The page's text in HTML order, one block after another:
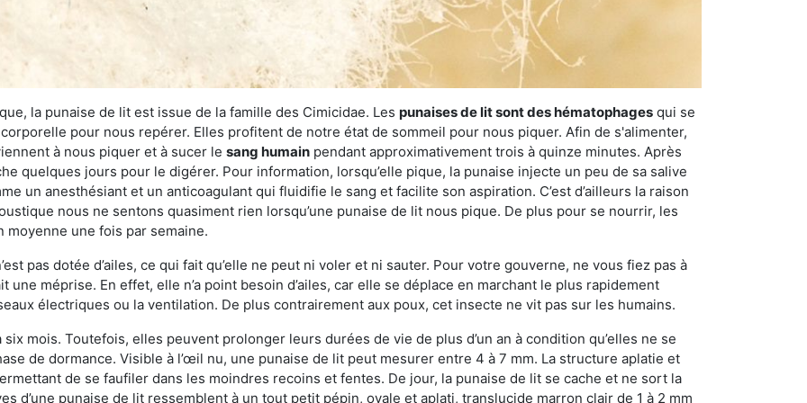
la punaise de lit est issue de la famille des Cimicidae. Les punaises de lit sont des hématophages qui se
pour nous repérer. Elles profitent de notre état de sommeil pour nous piquer. Afin de s'alimenter,
à nous piquer et à sucer le sang humain pendant approximativement trois à quinze minutes. Après
quelques jours pour le digérer. Pour information, lorsqu’elle pique, la punaise injecte un peu de sa salive
un anesthésiant et un anticoagulant qui fluidifie le sang et facilite son aspiration. C’est d’ailleurs la raison
nous ne sentons quasiment rien lorsqu’une punaise de lit nous pique. De plus pour se nourrir, les
une fois par semaine.
pas dotée d’ailes, ce qui fait qu’elle ne peut ni voler et ni sauter. Pour votre gouverne, ne vous fiez pas à
méprise. En effet, elle n’a point besoin d’ailes, car elle se déplace en marchant le plus rapidement
électriques ou la ventilation. De plus contrairement aux poux, cet insecte ne vit pas sur les humains.
mois. Toutefois, elles peuvent prolonger leurs durées de vie de plus d’un an à condition qu’elles ne se
de dormance. Visible à l’œil nu, une punaise de lit peut mesurer entre 4 à 7 mm. La structure aplatie et
de se faufiler dans les moindres recoins et fentes. De jour, la punaise de lit se cache et ne sort la
d’une punaise de lit ressemblent à un tout petit pépin, ovale et aplati, translucide marron clair de 1 à 2 mm